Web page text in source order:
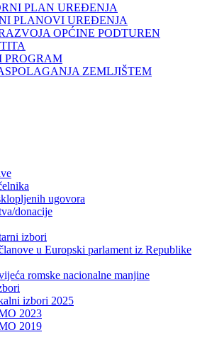
PLAN UREĐENJA
PLANOVI UREĐENJA
OPĆINE PODTUREN
PROGRAM
ZEMLJIŠTEM
ugovora
donacije
izbori
u Europski parlament iz Republike
romske nacionalne manjine
izbori 2025
2023
2019